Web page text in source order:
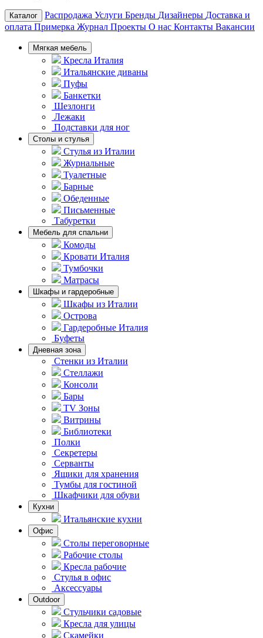
Каталог Распродажа Услуги Бренды Дизайнеры Доставка и
оплата Примерка Журнал Проекты О нас Контакты Вакансии
Мягкая мебель
Кресла Италия
Итальянские диваны
Пуфы
Банкетки
Шезлонги
Лежаки
Подставки для ног
Столы и стулья
Стулья из Италии
Журнальные
Туалетные
Барные
Обеденные
Письменные
Табуретки
Мебель для спальни
Комоды
Кровати Италия
Тумбочки
Матрасы
Шкафы и гардеробные
Шкафы из Италии
Острова
Гардеробные Италия
Буфеты
Дневная зона
Стенки из Италии
Стеллажи
Консоли
Бары
TV Зоны
Витрины
Библиотеки
Полки
Секретеры
Серванты
Ящики для хранения
Тумбы для гостиной
Шкафчики для обуви
Кухни
Итальянские кухни
Офис
Столы переговорные
Рабочие столы
Кресла рабочие
Стулья в офис
Аксессуары
Outdoor
Стульчики садовые
Кресла для улицы
Скамейки